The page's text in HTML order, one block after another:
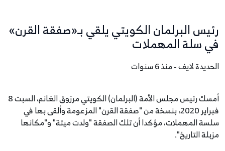
رئيس البرلمان الكويتي يلقي بـ«صفقة القرن»
في سلة المهملات
الحديدة لايف - منذ 6 سنوات
أمسك رئيس مجلس الأمة (البرلمان) الكويتي مرزوق الغانم، السبت 8
فبراير 2020، بنسخة من "صفقة القرن" المزعومة وألقى بها في
سلسة المهملات، مؤكدا أن تلك الصفقة "ولدت ميتة" و"مكانها
مزبلة التاريخ".